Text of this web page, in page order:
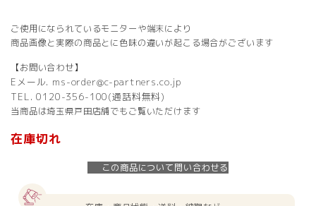
ご使用になられているモニターや端末により
商品画像と実際の商品とに色味の違いが起こる場合がございます
【お問い合わせ】
Eメール. ms-order@c-partners.co.jp
TEL. 0120-356-100(通話料無料)
当商品は埼玉県戸田店舗でもご覧いただけます
在庫切れ
この商品について問い合わせる